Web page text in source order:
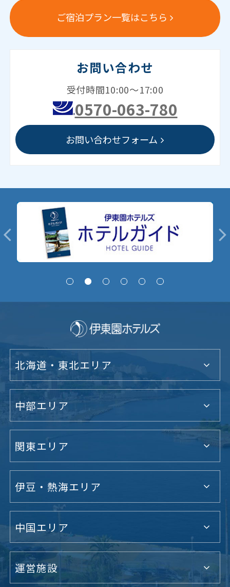
ご宿泊プラン一覧はこちら
お問い合わせ
受付時間10:00～17:00
0570-063-780
お問い合わせフォーム
北海道・東北エリア
中部エリア
関東エリア
伊豆・熱海エリア
中国エリア
運営施設